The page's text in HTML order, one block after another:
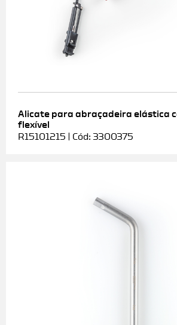
Alicate para abraçadeira elástica
flexível
R15101215 | Cód: 3300375